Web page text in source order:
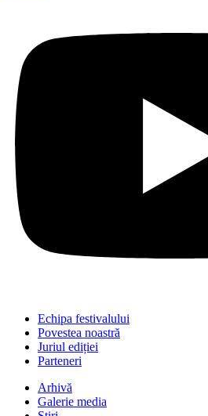
Echipa festivalului
Povestea noastră
Juriul ediției
Parteneri
Arhivă
Galerie media